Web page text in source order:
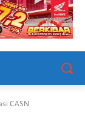
CASN